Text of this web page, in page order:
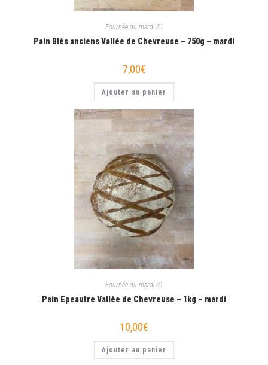
Fournée du mardi S1
Pain Blés anciens Vallée de Chevreuse – 750g – mardi
7,00€
Ajouter au panier
Fournée du mardi S1
Pain Epeautre Vallée de Chevreuse – 1kg – mardi
10,00€
Ajouter au panier